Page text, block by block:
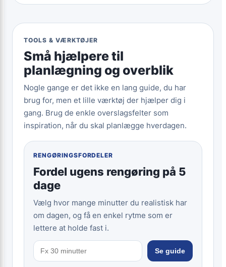
TOOLS & VÆRKTØJER
Små hjælpere til
planlægning og overblik
Nogle gange er det ikke en lang guide, du har
brug for, men et lille værktøj der hjælper dig i
gang. Brug de enkle overslagsfelter som
inspiration, når du skal planlægge hverdagen.
RENGØRINGSFORDELER
Fordel ugens rengøring på 5
dage
Vælg hvor mange minutter du realistisk har
om dagen, og få en enkel rytme som er
lettere at holde fast i.
Se guide